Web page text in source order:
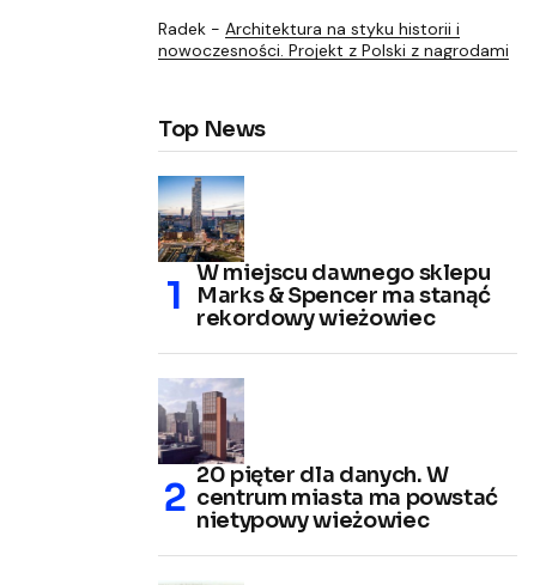
Radek - Architektura na styku historii i
nowoczesności. Projekt z Polski z nagrodami
Top News
W miejscu dawnego sklepu
Marks & Spencer ma stanąć
rekordowy wieżowiec
20 pięter dla danych. W
centrum miasta ma powstać
nietypowy wieżowiec